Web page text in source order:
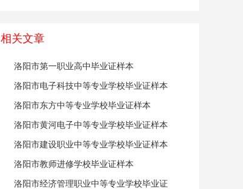
相关文章
洛阳市第一职业高中毕业证样本
洛阳市电子科技中等专业学校毕业证样本
洛阳市东方中等专业学校毕业证样本
洛阳市黄河电子中等专业学校毕业证样本
洛阳市建设职业中等专业学校毕业证样本
洛阳市教师进修学校毕业证样本
洛阳市经济管理职业中等专业学校毕业证